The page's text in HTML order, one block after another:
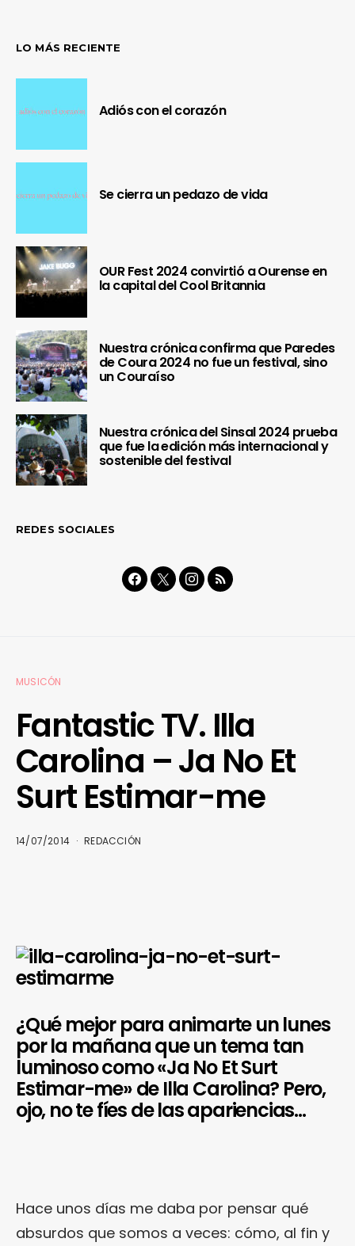
LO MÁS RECIENTE
Adiós con el corazón
Se cierra un pedazo de vida
OUR Fest 2024 convirtió a Ourense en
la capital del Cool Britannia
Nuestra crónica confirma que Paredes
de Coura 2024 no fue un festival, sino
un Couraíso
Nuestra crónica del Sinsal 2024 prueba
que fue la edición más internacional y
sostenible del festival
REDES SOCIALES
MUSICÓN
Fantastic TV. Illa
Carolina – Ja No Et
Surt Estimar-me
14/07/2014 REDACCIÓN
¿Qué mejor para animarte un lunes
por la mañana que un tema tan
luminoso como «Ja No Et Surt
Estimar-me» de Illa Carolina? Pero,
ojo, no te fíes de las apariencias…
Hace unos días me daba por pensar qué
absurdos que somos a veces: cómo, al fin y